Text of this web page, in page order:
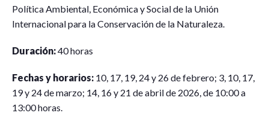
Política Ambiental, Económica y Social de la Unión
Internacional para la Conservación de la Naturaleza.
Duración:40 horas
Fechas y horarios: 10, 17, 19, 24 y 26 de febrero; 3, 10, 17,
19 y 24 de marzo; 14, 16 y 21 de abril de 2026, de 10:00 a
13:00 horas.